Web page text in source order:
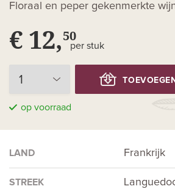
Floraal en peper gekenmerkte
€ 12,50
per stuk
TOEVOEGEN
op voorraad
LAND Frankrijk
STREEK